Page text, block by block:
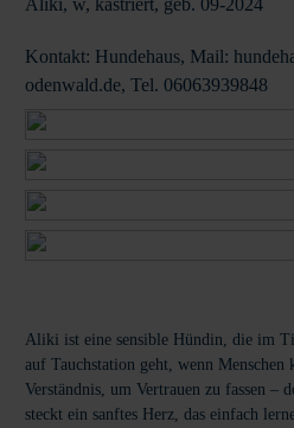
Kontakt: Hundehaus, Mail:
odenwald.de, Tel. 06063939848
Aliki ist eine sensible Hündin, die im
auf Tauchstation geht, wenn
Verständnis, um Vertrauen zu fassen –
steckt ein sanftes Herz, das einfach